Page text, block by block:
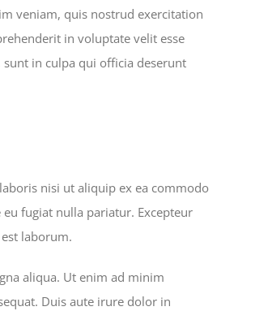
veniam, quis nostrud exercitation
in voluptate velit esse
in culpa qui officia deserunt
nisi ut aliquip ex ea commodo
fugiat nulla pariatur. Excepteur
laborum.
aliqua. Ut enim ad minim
Duis aute irure dolor in